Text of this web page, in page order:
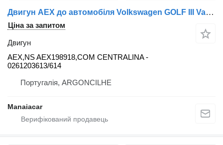
Двигун AEX до автомобіля Volkswagen GOLF III Variant (1H5) | 93 - 99
Ціна за запитом
Двигун
AEX,NS AEX198918,COM CENTRALINA -
0261203613/614
Португалія, ARGONCILHE
Manaiacar